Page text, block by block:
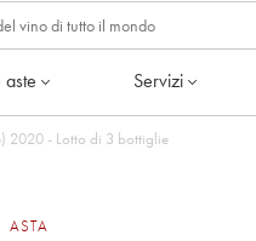
aste Servizi
Côte-Rôtie La Barbarine Gangloff (Domaine) 2020 - Lotto di 3 bottiglie
ASTA